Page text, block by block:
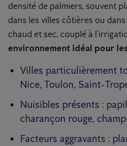
densité de palmiers, souvent
dans les villes côtières ou
chaud et sec, couplé à
environnement idéal pour
Villes particulièrement
Nice, Toulon, Saint-
Nuisibles présents :
charançon rouge,
Facteurs aggravants :